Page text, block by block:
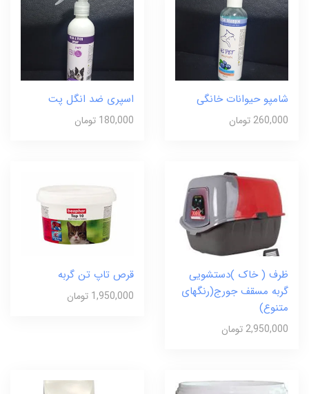
شامپو حیوانات خانگی
260,000 تومان
اسپری ضد انگل پت
180,000 تومان
ظرف ( خاک )دستشویی
گربه مسقف جورج(رنگهای
متنوع)
2,950,000 تومان
قرص تاپ تن گربه
1,950,000 تومان